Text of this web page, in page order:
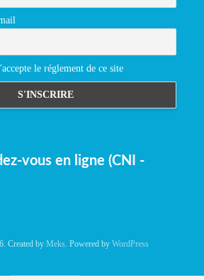
le réglement de ce site
vous en ligne (CNI -
Created by Meks . Powered by WordPress